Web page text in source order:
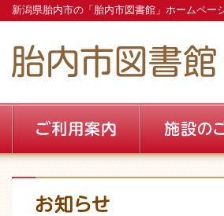
新潟県胎内市の「胎内市図書館」ホームペー